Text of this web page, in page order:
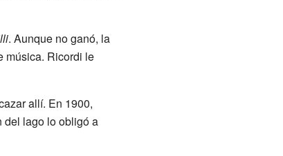
. Aunque no ganó, la
música. Ricordi le
allí. En 1900,
del lago lo obligó a